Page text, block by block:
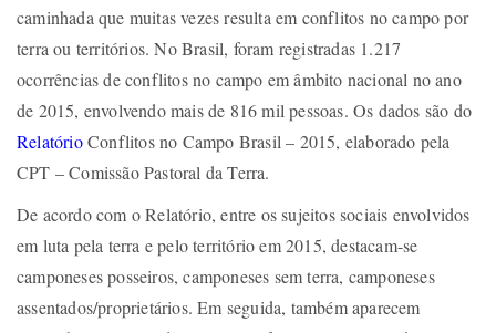
caminhada que muitas vezes resulta em conflitos no campo por
terra ou territórios. No Brasil, foram registradas 1.217
ocorrências de conflitos no campo em âmbito nacional no ano
de 2015, envolvendo mais de 816 mil pessoas. Os dados são do
RelatórioConflitos no Campo Brasil – 2015, elaborado pela
CPT – Comissão Pastoral da Terra.
De acordo com o Relatório, entre os sujeitos sociais envolvidos
em luta pela terra e pelo território em 2015, destacam-se
camponeses posseiros, camponeses sem terra, camponeses
assentados/proprietários. Em seguida, também aparecem